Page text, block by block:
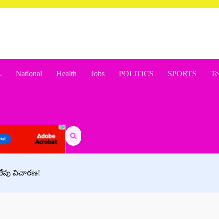
National Health Jobs POLITICS SPORTS
Search
for:
విచారణ!